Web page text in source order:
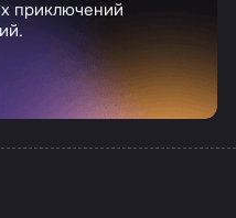
приключений